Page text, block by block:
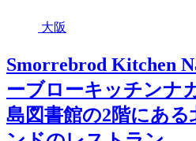
大阪
Smorrebrod Kitchen
ーブローキッチンナ
島図書館の2階にあ